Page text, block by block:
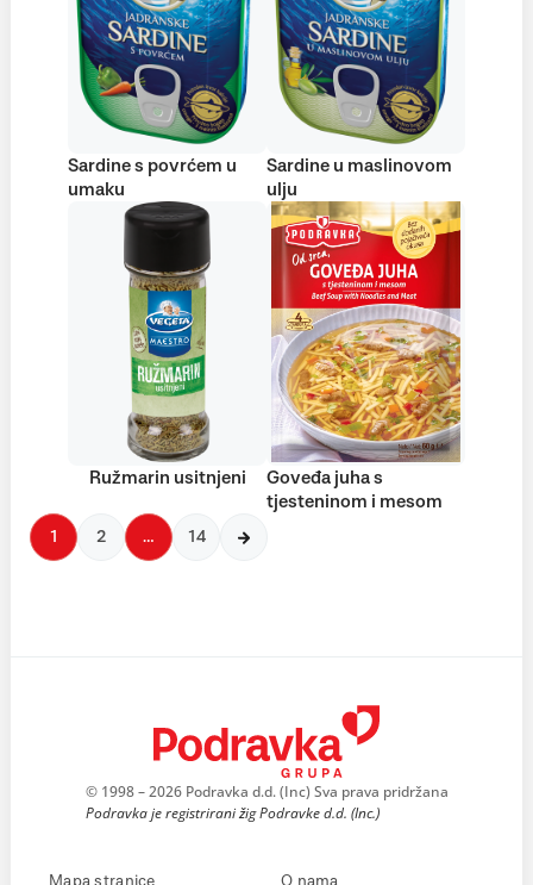
Sardine s povrćem u
umaku
Sardine u maslinovom
ulju
Ružmarin usitnjeni
Goveđa juha s
tjesteninom i mesom
1 2 … 14
© 1998 – 2026 Podravka d.d. (Inc) Sva prava pridržana
Podravka je registrirani žig Podravke d.d. (Inc.)
Mapa stranice O nama